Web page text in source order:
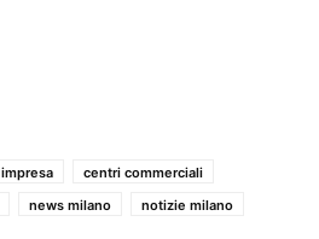
impresa
centri commerciali
news milano
notizie milano